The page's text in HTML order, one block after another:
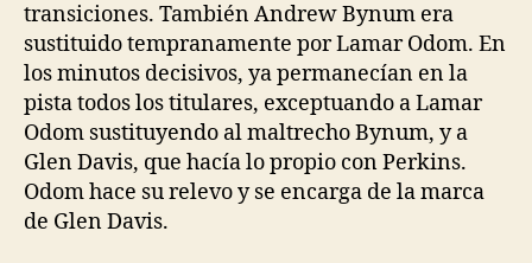
transiciones. También Andrew Bynum era
sustituido tempranamente por Lamar Odom. En
los minutos decisivos, ya permanecían en la
pista todos los titulares, exceptuando a Lamar
Odom sustituyendo al maltrecho Bynum, y a
Glen Davis, que hacía lo propio con Perkins.
Odom hace su relevo y se encarga de la marca
de Glen Davis.